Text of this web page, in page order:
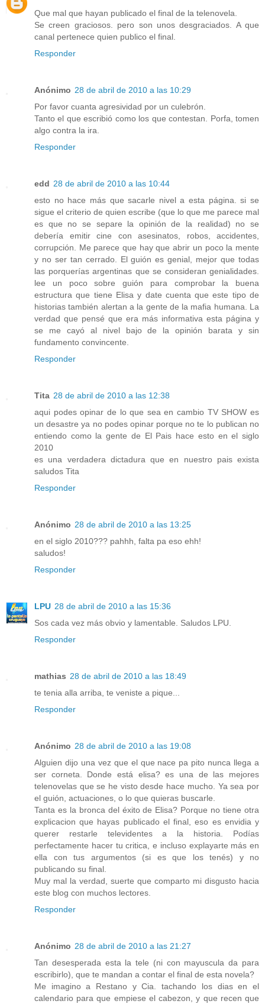
Que mal que hayan publicado el final de la telenovela.
Se creen graciosos. pero son unos desgraciados. A que
canal pertenece quien publico el final.
Responder
Anónimo 28 de abril de 2010 a las 10:29
Por favor cuanta agresividad por un culebrón.
Tanto el que escribió como los que contestan. Porfa, tomen
algo contra la ira.
Responder
edd 28 de abril de 2010 a las 10:44
esto no hace más que sacarle nivel a esta página. si se
sigue el criterio de quien escribe (que lo que me parece mal
es que no se separe la opinión de la realidad) no se
debería emitir cine con asesinatos, robos, accidentes,
corrupción. Me parece que hay que abrir un poco la mente
y no ser tan cerrado. El guión es genial, mejor que todas
las porquerías argentinas que se consideran genialidades.
lee un poco sobre guión para comprobar la buena
estructura que tiene Elisa y date cuenta que este tipo de
historias también alertan a la gente de la mafia humana. La
verdad que pensé que era más informativa esta página y
se me cayó al nivel bajo de la opinión barata y sin
fundamento convincente.
Responder
Tita 28 de abril de 2010 a las 12:38
aqui podes opinar de lo que sea en cambio TV SHOW es
un desastre ya no podes opinar porque no te lo publican no
entiendo como la gente de El Pais hace esto en el siglo
2010
es una verdadera dictadura que en nuestro pais exista
saludos Tita
Responder
Anónimo 28 de abril de 2010 a las 13:25
en el siglo 2010??? pahhh, falta pa eso ehh!
saludos!
Responder
LPU 28 de abril de 2010 a las 15:36
Sos cada vez más obvio y lamentable. Saludos LPU.
Responder
mathias 28 de abril de 2010 a las 18:49
te tenia alla arriba, te veniste a pique...
Responder
Anónimo 28 de abril de 2010 a las 19:08
Alguien dijo una vez que el que nace pa pito nunca llega a
ser corneta. Donde está elisa? es una de las mejores
telenovelas que se he visto desde hace mucho. Ya sea por
el guión, actuaciones, o lo que quieras buscarle.
Tanta es la bronca del éxito de Elisa? Porque no tiene otra
explicacion que hayas publicado el final, eso es envidia y
querer restarle televidentes a la historia. Podías
perfectamente hacer tu critica, e incluso explayarte más en
ella con tus argumentos (si es que los tenés) y no
publicando su final.
Muy mal la verdad, suerte que comparto mi disgusto hacia
este blog con muchos lectores.
Responder
Anónimo 28 de abril de 2010 a las 21:27
Tan desesperada esta la tele (ni con mayuscula da para
escribirlo), que te mandan a contar el final de esta novela?
Me imagino a Restano y Cia. tachando los dias en el
calendario para que empiese el cabezon, y que recen que